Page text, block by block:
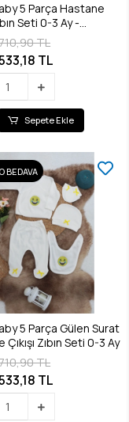
5 Parça Hastane
Seti 0-3 Ay -
TL
TL
Sepete Ekle
BEDAVA
5 Parça Gülen Surat
Zıbın Seti 0-3 Ay
TL
TL